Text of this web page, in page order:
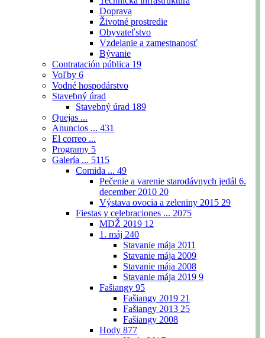
Doprava
Životné prostredie
Obyvateľstvo
Vzdelanie a zamestnanosť
Bývanie
Contratación pública 19
Voľby 6
Vodné hospodárstvo
Stavebný úrad
Stavebný úrad 189
Quejas ...
Anuncios ... 431
El correo ...
Programy 5
Galería ... 5115
Comida ... 49
Pečenie a varenie starodávnych jedál 6.
december 2010 20
Výstava ovocia a zeleniny 2015 29
Fiestas y celebraciones ... 2075
MDŽ 2019 12
1. máj 240
Stavanie mája 2011
Stavanie mája 2009
Stavanie mája 2008
Stavanie mája 2019 9
Fašiangy 95
Fašiangy 2019 21
Fašiangy 2013 25
Fašiangy 2008
Hody 877